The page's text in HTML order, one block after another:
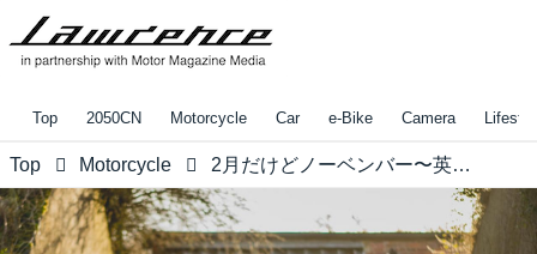
Top 2050CN Motorcycle Car e-Bike Camera
Top Motorcycle 2月だけどノーベンバー〜英国カスタムビルダー November CustomsのZ900RS CAFEテイストのゼファーに惚れた。